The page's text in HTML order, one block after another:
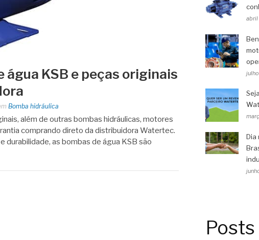
água KSB e peças originais
Bomba hidráulica
além de outras bombas hidráulicas, motores
comprando direto da distribuidora Watertec.
durabilidade, as bombas de água KSB são
abril
Dia